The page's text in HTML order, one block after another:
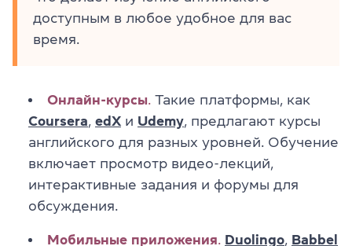
доступным в любое удобное для вас
время.
Онлайн-курсы Такие платформы, как
Coursera edX и Udemy , предлагают курсы
английского для разных уровней. Обучение
включает просмотр видео-лекций,
интерактивные задания и форумы для
обсуждения.
Мобильные приложения Duolingo Babbel